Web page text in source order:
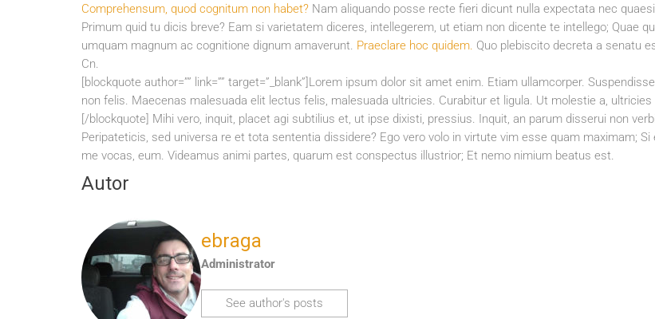
Comprehensum, quod cognitum non habet? Nam aliquando posse recte fieri dicunt nulla expectata nec
Primum quid tu dicis breve? Eam si varietatem diceres, intellegerem, ut etiam non dicente te intellego; Quae
umquam magnum ac cognitione dignum amaverunt. Praeclare hoc quidem. Quo plebiscito decreta a senatu
Cn.
[blockquote author=”” link=”” target=”_blank”]Lorem ipsum dolor sit amet enim. Etiam ullamcorper.
non felis. Maecenas malesuada elit lectus felis, malesuada ultricies. Curabitur et ligula. Ut molestie a, ultricies
[/blockquote] Mihi vero, inquit, placet agi subtilius et, ut ipse dixisti, pressius. Inquit, an parum disserui non
Peripateticis, sed universa re et tota sententia dissidere? Ego vero volo in virtute vim esse quam maximam; Si
me vocas, eum. Videamus animi partes, quarum est conspectus illustrior; Et nemo nimium beatus est.
Autor
ebraga
Administrator
See author's posts